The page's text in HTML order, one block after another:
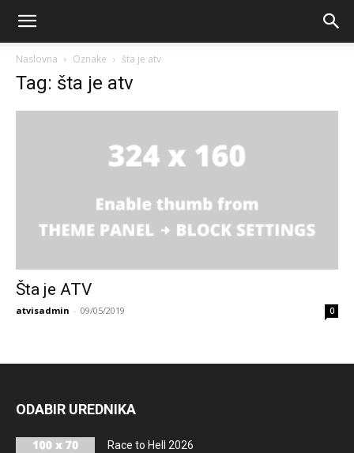
Naslovna Oznake šta je atv
Tag: šta je atv
Šta je ATV
atvisadmin - 09/05/2019 0
ODABIR UREDNIKA
Race to Hell 2026